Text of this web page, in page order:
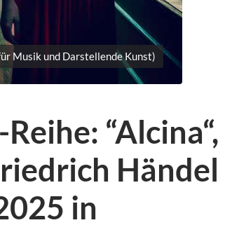
Musik und Darstellende Kunst)
“Alcina“,
Händel
in